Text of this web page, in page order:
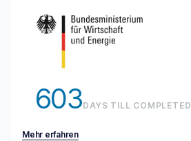
603DAYS TILL COMPLETED
Mehr erfahren